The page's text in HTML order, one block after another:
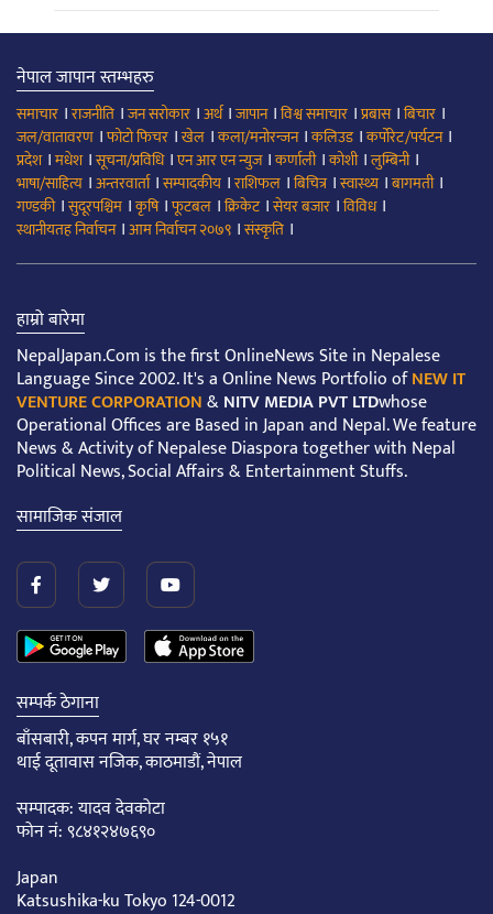
नेपाल जापान स्तम्भहरु
समाचार ।राजनीति ।जन सरोकार ।अर्थ।जापान।विश्व समाचार ।प्रबास।बिचार ।
जल/वातावरण ।फोटो फिचर ।खेल ।कला/मनोरन्जन।कलिउड।कर्पोरेट/पर्यटन।
प्रदेश।मधेश।सूचना/प्रविधि।एन आर एन न्युज।कर्णाली।कोशी।लुम्बिनी।
भाषा/साहित्य ।अन्तरवार्ता।सम्पादकीय ।राशिफल ।बिचित्र।स्वास्थ्य ।बागमती।
गण्डकी।सुदूरपश्चिम ।कृषि।फूटबल ।क्रिकेट।सेयर बजार ।विविध।
स्थानीयतह निर्वाचन।आम निर्वाचन २०७९ ।संस्कृति ।
हाम्रो बारेमा
NepalJapan.Com is the first OnlineNews Site in Nepalese
Language Since 2002. It's a Online News Portfolio ofNEW IT
VENTURE CORPORATION&NITV MEDIA PVT LTDwhose
Operational Offices are Based in Japan and Nepal. We feature
News & Activity of Nepalese Diaspora together with Nepal
Political News, Social Affairs & Entertainment Stuffs.
सामाजिक संजाल
सम्पर्क ठेगाना
बाँसबारी, कपन मार्ग, घर नम्बर १५१
थाई दूतावास नजिक, काठमाडौं, नेपाल
सम्पादक: यादव देवकोटा
फोन नं: ९८४१२४७६९०
Japan
Katsushika-ku Tokyo 124-0012